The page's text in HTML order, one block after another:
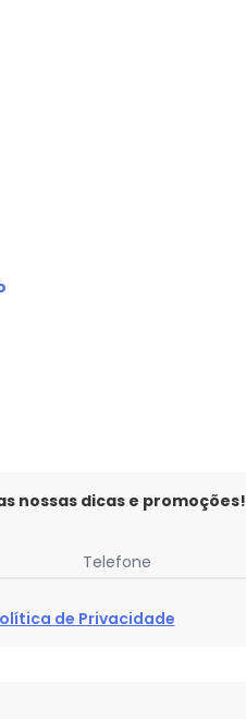
nossas dicas e promoções!
Telefone
de Privacidade